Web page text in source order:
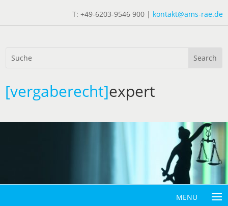
T: +49-6203-9546 900 | kontakt@ams-rae.de
[vergaberecht]expert